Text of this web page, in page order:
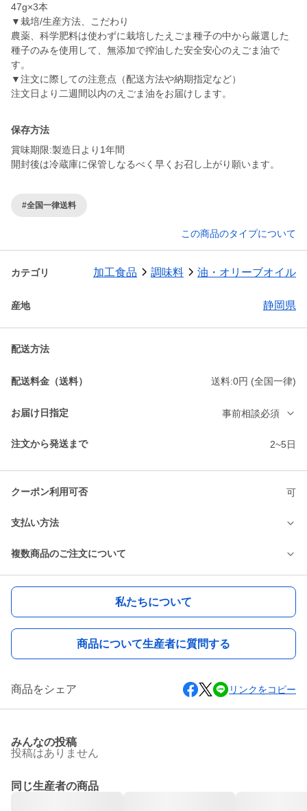
47g×3本
▼栽培/生産方法、こだわり
農薬、科学肥料は使わずに栽培したえごま種子の中から厳選した
種子のみを使用して、無添加で搾油した安全安心のえごま油で
す。
▼注文に際しての注意点（配送方法や納期指定など）
注文日より二週間以内のえごま油をお届けします。
保存方法
賞味期限:製造日より1年間
開封後は冷蔵庫に保管しなるべく早くお召し上がり願います。
#全国一律送料
この商品のタイプについて
カテゴリ 加工食品 調味料 油・オリーブオイル
産地 静岡県
配送方法
配送料金（送料） 送料:0円 (全国一律)
お届け日指定 事前相談必須
注文から発送まで 2~5日
クーポン利用可否 可
支払い方法
複数商品のご注文について
私たちについて
商品について生産者に質問する
商品をシェア リンクをコピー
みんなの投稿
投稿はありません
同じ生産者の商品